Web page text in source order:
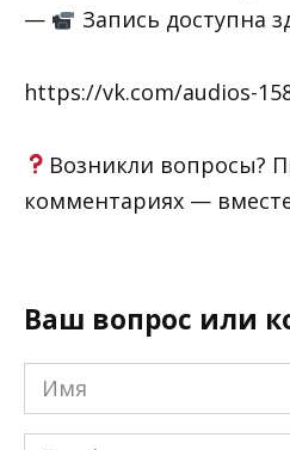
—
Запись доступна
https://vk.com/audios-
Возникли вопросы?
комментариях —
Ваш вопрос или
Имя
*